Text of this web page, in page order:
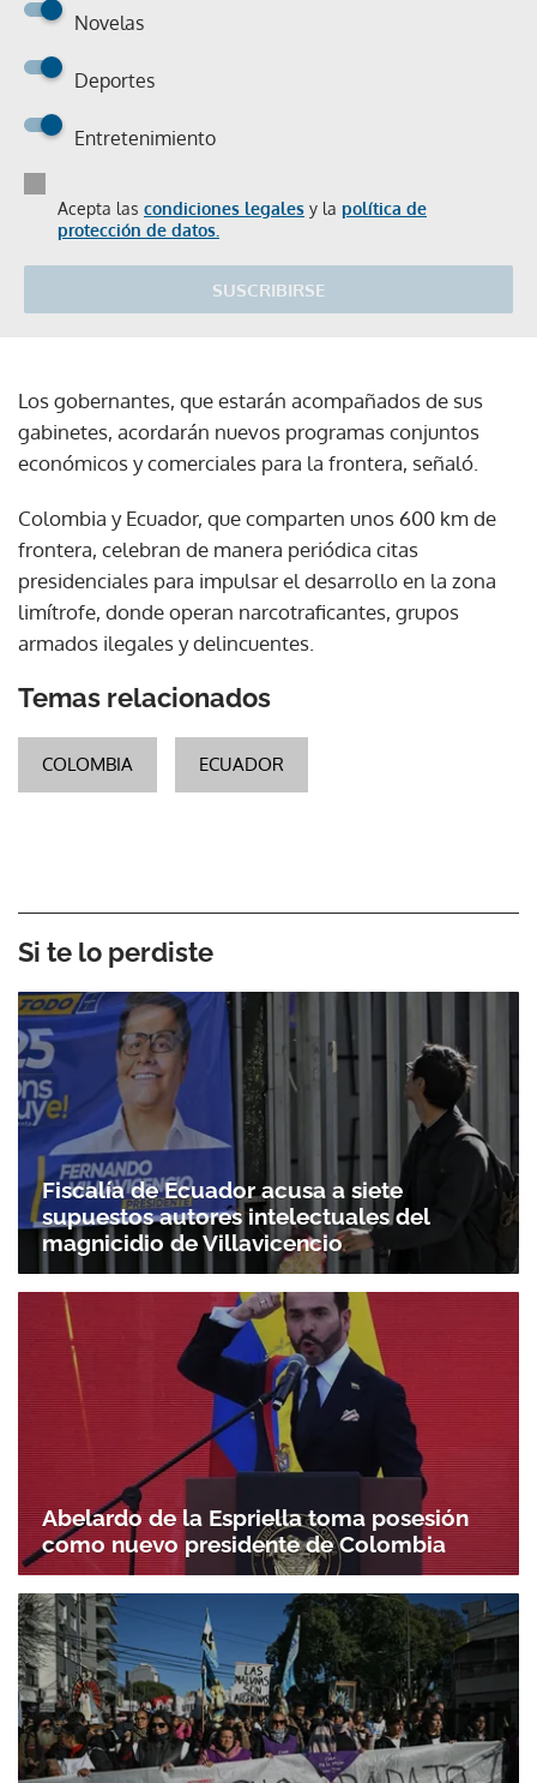
Novelas
Deportes
Entretenimiento
Acepta las condiciones legales y la política de
protección de datos.
SUSCRIBIRSE
Los gobernantes, que estarán acompañados de sus
gabinetes, acordarán nuevos programas conjuntos
económicos y comerciales para la frontera, señaló.
Colombia y Ecuador, que comparten unos 600 km de
frontera, celebran de manera periódica citas
presidenciales para impulsar el desarrollo en la zona
limítrofe, donde operan narcotraficantes, grupos
armados ilegales y delincuentes.
Temas relacionados
COLOMBIA ECUADOR
Si te lo perdiste
Fiscalía de Ecuador acusa a siete
supuestos autores intelectuales del
magnicidio de Villavicencio
Abelardo de la Espriella toma posesión
como nuevo presidente de Colombia